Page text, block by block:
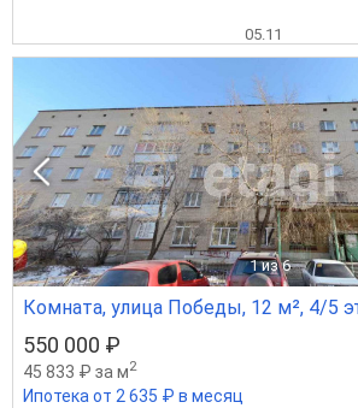
05.11
1 из 6
Комната, улица Победы, 12 м², 4/5
550 000 ₽
45 833 ₽ за м2
Ипотека от 2 635 ₽ в месяц